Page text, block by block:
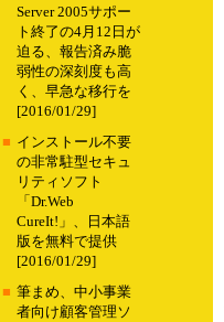
Server 2005サポー
ト終了の4月12日が
迫る、報告済み脆
弱性の深刻度も高
く、早急な移行を
[2016/01/29]
■ インストール不要
の非常駐型セキュ
リティソフト
「Dr.Web
CureIt!」、日本語
版を無料で提供
[2016/01/29]
■ 筆まめ、中小事業
者向け顧客管理ソ